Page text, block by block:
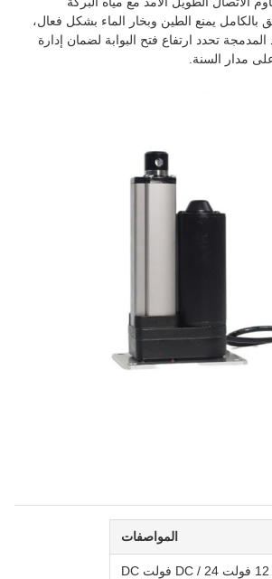
بالكامل يمنع الطين وبخار الماء بشكل فعال،
تحدد ارتفاع فتح البوابة لضمان إدارة
مدار السنة.
المواصفات
12 فولت DC / 24 فولت DC